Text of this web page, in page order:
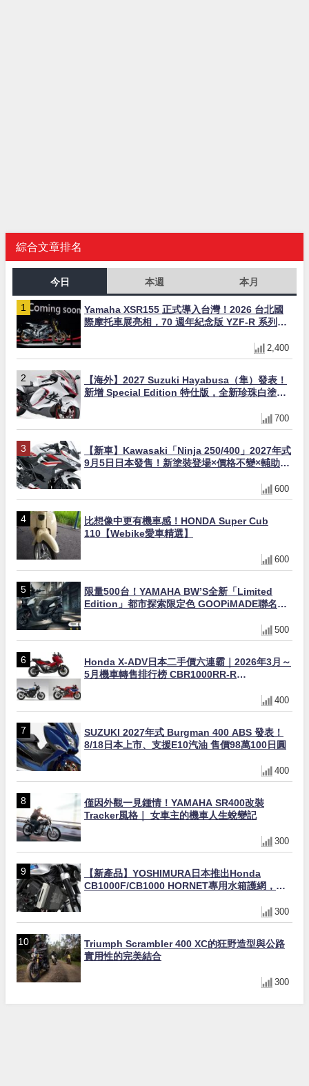
綜合文章排名
今日 本週 本月
Yamaha XSR155 正式導入台灣！2026 台北國
際摩托車展亮相，70 週年紀念版 YZF-R 系列限
2,400
【海外】2027 Suzuki Hayabusa（隼）發表！
新增 Special Edition 特仕版，全新珍珠白塗裝
700
【新車】Kawasaki「Ninja 250/400」2027年式
9月5日日本發售！新塗裝登場×價格不變×輔助滑
600
比想像中更有機車感！HONDA Super Cub
110【Webike愛車精選】
600
限量500台！YAMAHA BW’S全新「Limited
Edition」都市探索限定色 GOOPiMADE聯名包
500
Honda X-ADV日本二手價六連霸｜2026年3月～
5月機車轉售排行榜 CBR1000RR-R
400
SUZUKI 2027年式 Burgman 400 ABS 發表！
8/18日本上市、支援E10汽油 售價98萬100日圓
400
僅因外觀一見鍾情！YAMAHA SR400改裝
Tracker風格｜ 女車主的機車人生蛻變記
300
【新產品】YOSHIMURA日本推出Honda
CB1000F/CB1000 HORNET專用水箱護網，六
300
Triumph Scrambler 400 XC的狂野造型與公路
實用性的完美結合
300